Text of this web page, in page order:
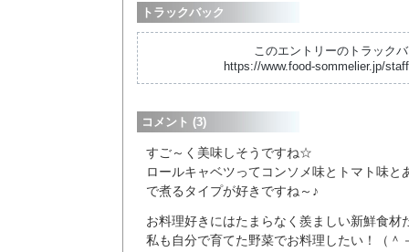
トラックバック
このエントリーのトラック
https://www.food-sommelier.jp/
コメント (3)
すご～く美味しそうですね☆
ロールキャベツってコンソメ味とトマト味と
で煮るタイプが好きですね～♪
お料理好きにはたまらなく羨ましい新鮮食材
私も自分で育てた野菜でお料理したい！（＾